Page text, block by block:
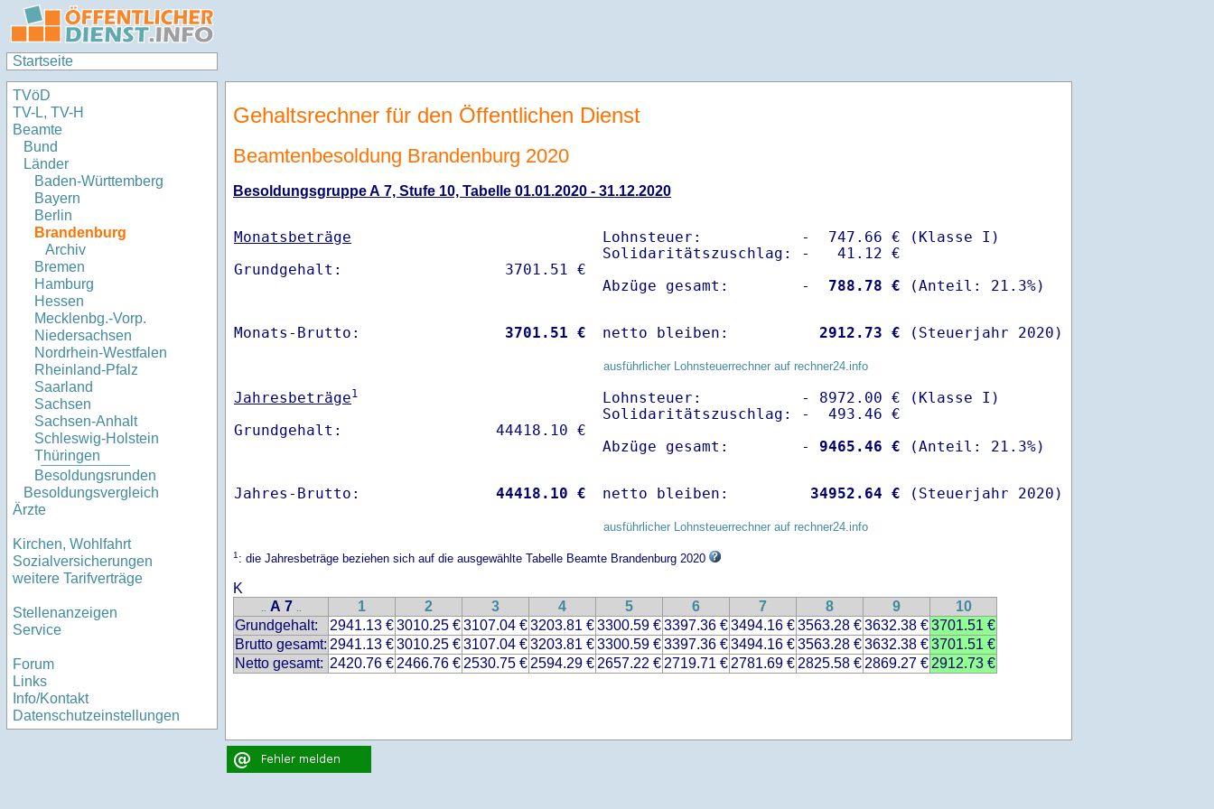
Startseite
TVöD
TV-L, TV-H
Beamte
Bund
Länder
Baden-Württemberg
Bayern
Berlin
Brandenburg
Archiv
Bremen
Hamburg
Hessen
Mecklenbg.-Vorp.
Niedersachsen
Nordrhein-Westfalen
Rheinland-Pfalz
Saarland
Sachsen
Sachsen-Anhalt
Schleswig-Holstein
Thüringen
Besoldungsrunden
Besoldungsvergleich
Ärzte
Kirchen, Wohlfahrt
Sozialversicherungen
weitere Tarifverträge
Stellenanzeigen
Service
Forum
Links
Info/Kontakt
Datenschutzeinstellungen
Gehaltsrechner für den Öffentlichen Dienst
Beamtenbesoldung Brandenburg 2020
Besoldungsgruppe A 7, Stufe 10, Tabelle 01.01.2020 - 31.12.2020
Monatsbeträge
Lohnsteuer:           -  747.66 € (Klasse I)
Solidaritätszuschlag: -   41.12 €
Abzüge gesamt:        -
  788.78 €
Monats-Brutto: 3701.51 € netto bleiben: 2912.73 € (Steuerjahr 2020)
ausführlicher Lohnsteuerrechner auf rechner24.info
Jahresbeträge1
Lohnsteuer:           - 8972.00 € (Klasse I)
Solidaritätszuschlag: -  493.46 €
Abzüge gesamt:        -
9465.46 €
Jahres-Brutto: 44418.10 € netto bleiben: 34952.64 € (Steuerjahr 2020)
ausführlicher Lohnsteuerrechner auf rechner24.info
1: die Jahresbeträge beziehen sich auf die ausgewählte Tabelle Beamte Brandenburg 2020
K
.. A 7 .. 1 2 3 4 5 6 7 8 9
10
Grundgehalt:
2941.13 €3010.25 €3107.04 €3203.81 €3300.59 €3397.36 €3494.16 €3563.28 €3632.38 €3701.51 €
Brutto gesamt: 2941.13 €3010.25 €3107.04 €3203.81 €3300.59 €3397.36 €3494.16 €3563.28 €3632.38 €3701.51 €
Netto gesamt: 2420.76 € 2466.76 € 2530.75 € 2594.29 € 2657.22 € 2719.71 € 2781.69 € 2825.58 € 2869.27 € 2912.73 €